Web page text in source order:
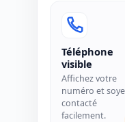
Téléphone
visible
Affichez votre
numéro et
contacté
facilement.